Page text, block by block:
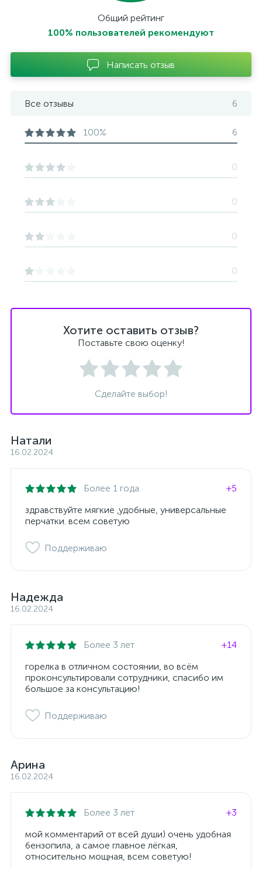
Хотите оставить отзыв?
Поставьте свою оценку!
Сделайте выбор!
Натали
16.02.2024
Более 1 года
+5
здравствуйте мягкие ,удобные, универсальные
перчатки. всем советую
Поддерживаю
Надежда
16.02.2024
Более 3 лет
+14
горелка в отличном состоянии, во всём
проконсультировали сотрудники, спасибо им
большое за консультацию!
Поддерживаю
Арина
16.02.2024
Более 3 лет
+3
мой комментарий от всей души) очень удобная
бензопила, а самое главное лёгкая,
относительно мощная, всем советую!
Общий рейтинг
100% пользователей рекомендуют
Написать отзыв
Все отзывы 6
100% 6
0
0
0
0